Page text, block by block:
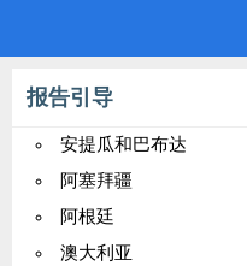
报告引导
安提瓜和巴布达
阿塞拜疆
阿根廷
澳大利亚